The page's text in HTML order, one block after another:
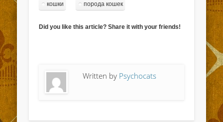
кошки порода кошек
Did you like this article? Share it with your friends!
Written by Psychocats